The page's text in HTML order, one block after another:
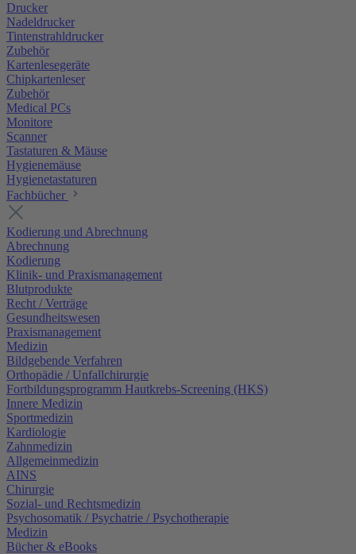
Drucker
Nadeldrucker
Tintenstrahldrucker
Zubehör
Kartenlesegeräte
Chipkartenleser
Zubehör
Medical PCs
Monitore
Scanner
Tastaturen & Mäuse
Hygienemäuse
Hygienetastaturen
Fachbücher
Kodierung und Abrechnung
Abrechnung
Kodierung
Klinik- und Praxismanagement
Blutprodukte
Recht / Verträge
Gesundheitswesen
Praxismanagement
Medizin
Bildgebende Verfahren
Orthopädie / Unfallchirurgie
Fortbildungsprogramm Hautkrebs-Screening (HKS)
Innere Medizin
Sportmedizin
Kardiologie
Zahnmedizin
Allgemeinmedizin
AINS
Chirurgie
Sozial- und Rechtsmedizin
Psychosomatik / Psychatrie / Psychotherapie
Medizin
Bücher & eBooks